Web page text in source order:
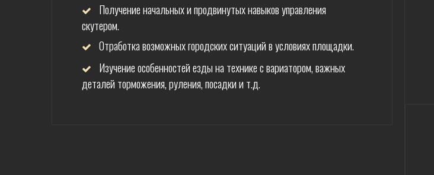
Получение начальных и продвинутых навыков управления
скутером.
Отработка возможных городских ситуаций в условиях площадки.
Изучение особенностей езды на технике с вариатором, важных
деталей торможения, руления, посадки и т.д.